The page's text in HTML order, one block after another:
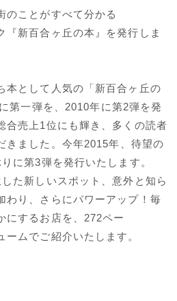
のことがすべて分かる
『新百合ヶ丘の本』を発行しま
本として人気の「新百合ヶ丘の
第一弾を、2010年に第2弾を発
合売上1位にも輝き、多くの読者
きました。今年2015年、待望の
に第3弾を発行いたします。
た新しいスポット、意外と知ら
わり、さらにパワーアップ！毎
にするお店を、272ペー
ームでご紹介いたします。